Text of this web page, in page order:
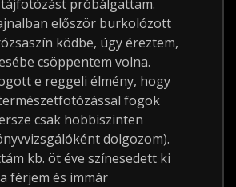
próbálgattam.
először burkolózott
ködbe, úgy éreztem,
csöppentem volna.
e reggeli élmény, hogy
fogok
csak hobbiszinten
dolgozom).
kb. öt éve színesedett ki
férjem és immár